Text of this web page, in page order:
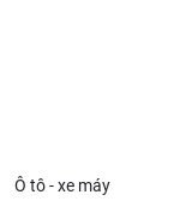
Ô tô - xe máy